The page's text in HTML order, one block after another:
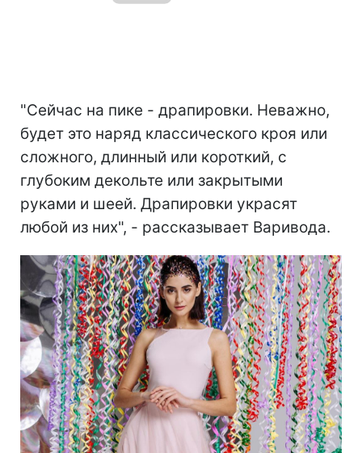
"Сейчас на пике - драпировки. Неважно,
будет это наряд классического кроя или
сложного, длинный или короткий, с
глубоким декольте или закрытыми
руками и шеей. Драпировки украсят
любой из них", - рассказывает Варивода.